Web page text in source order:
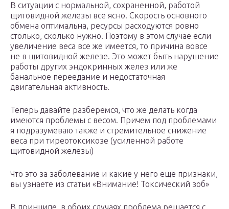
В ситуации с нормальной, сохраненной, работой
щитовидной железы все ясно. Скорость основного
обмена оптимальна, ресурсы расходуются ровно
столько, сколько нужно. Поэтому в этом случае если
увеличение веса все же имеется, то причина вовсе
не в щитовидной железе. Это может быть нарушение
работы других эндокринных желез или же
банальное переедание и недостаточная
двигательная активность.
Теперь давайте разберемся, что же делать когда
имеются проблемы с весом. Причем под проблемами
я подразумеваю также и стремительное снижение
веса при тиреотоксикозе (усиленной работе
щитовидной железы)
Что это за заболевание и какие у него еще признаки,
вы узнаете из статьи «Внимание! Токсический зоб»
В принципе, в обоих случаях проблема решается с